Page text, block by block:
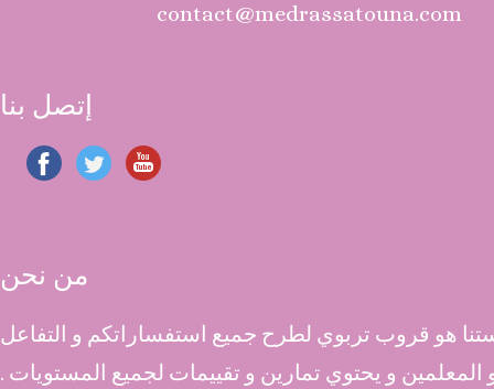
contact@medrassatouna.com
إتصل بنا
من نحن
هو قروب تربوي لطرح جميع استفساراتكم و التفاعل
و المعلمين و يحتوي تمارين و تقييمات لجميع المستويات .